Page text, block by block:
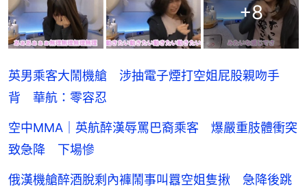
+8
英男乘客大鬧機艙 涉抽電子煙打空姐屁股親吻手
背 華航：零容忍
空中MMA｜英航醉漢辱罵巴裔乘客 爆嚴重肢體衝突
致急降 下場慘
俄漢機艙醉酒脫剩內褲鬧事叫囂空姐隻揪 急降後跳